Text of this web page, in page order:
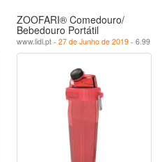
ZOOFARI® Comedouro/
Bebedouro Portátil
www.lidl.pt - 27 de Junho de 2019 - 6.99